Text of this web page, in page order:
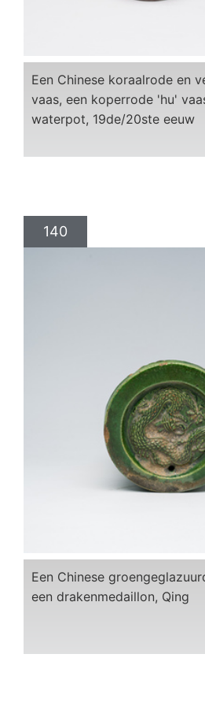
Een Chinese koraalrode en
vaas, een koperrode 'hu'
waterpot, 19de/20ste eeuw
140
Een Chinese
een drakenmedaillon, Qing